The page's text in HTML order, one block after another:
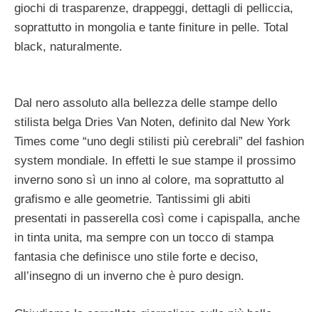
giochi di trasparenze, drappeggi, dettagli di pelliccia,
soprattutto in mongolia e tante finiture in pelle. Total
black, naturalmente.
Dal nero assoluto alla bellezza delle stampe dello
stilista belga Dries Van Noten, definito dal New York
Times come “uno degli stilisti più cerebrali” del fashion
system mondiale. In effetti le sue stampe il prossimo
inverno sono sì un inno al colore, ma soprattutto al
grafismo e alle geometrie. Tantissimi gli abiti
presentati in passerella così come i capispalla, anche
in tinta unita, ma sempre con un tocco di stampa
fantasia che definisce uno stile forte e deciso,
all’insegno di un inverno che è puro design.